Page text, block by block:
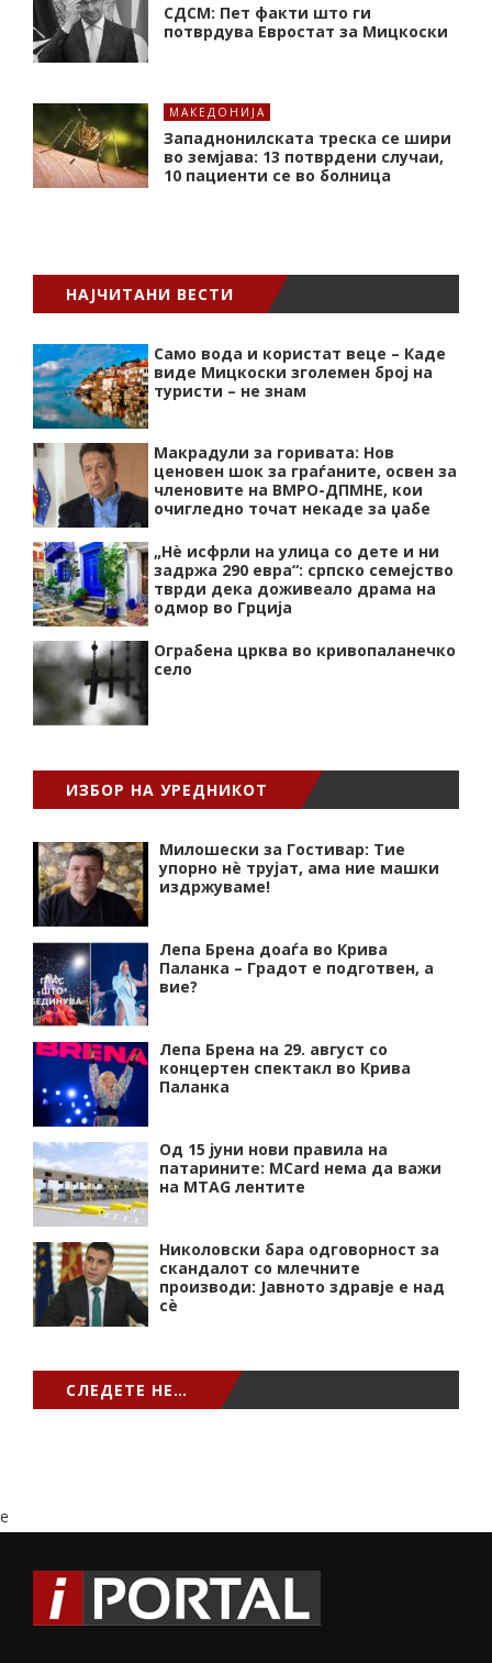
СДСМ: Пет факти што ги
потврдува Евростат за Мицкоски
МАКЕДОНИЈА
Западнонилската треска се шири
во земјава: 13 потврдени случаи,
10 пациенти се во болница
НАЈЧИТАНИ ВЕСТИ
Само вода и користат веце – Каде
виде Мицкоски зголемен број на
туристи – не знам
Макрадули за горивата: Нов
ценовен шок за граѓаните, освен за
членовите на ВМРО-ДПМНЕ, кои
очигледно точат некаде за џабе
„Нѐ исфрли на улица со дете и ни
задржа 290 евра“: српско семејство
тврди дека доживеало драма на
одмор во Грција
Ограбена црква во кривопаланечко
село
ИЗБОР НА УРЕДНИКОТ
Милошески за Гостивар: Тие
упорно нѐ трујат, ама ние машки
издржуваме!
Лепа Брена доаѓа во Крива
Паланка – Градот е подготвен, а
вие?
Лепа Брена на 29. август со
концертен спектакл во Крива
Паланка
Од 15 јуни нови правила на
патарините: MCard нема да важи
на MTAG лентите
Николовски бара одговорност за
скандалот со млечните
производи: Јавното здравје е над
сѐ
СЛЕДЕТЕ НЕ…
e